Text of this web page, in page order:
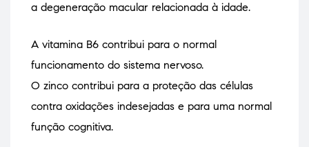
a degeneração macular relacionada à idade.
A vitamina B6 contribui para o normal
funcionamento do sistema nervoso.
O zinco contribui para a proteção das células
contra oxidações indesejadas e para uma normal
função cognitiva.